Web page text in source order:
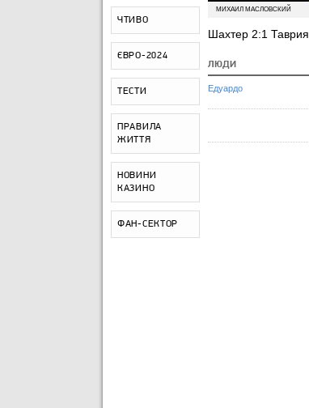
ЧТИВО
ЄВРО-2024
ТЕСТИ
ПРАВИЛА
ЖИТТЯ
НОВИНИ
КАЗИНО
ФАН-СЕКТОР
МИХАИЛ МАСЛОВСКИЙ
Шахтер 2:1 Таврия
ЛЮДИ
Едуардо